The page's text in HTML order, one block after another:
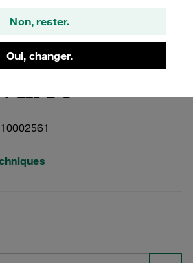
Non, rester.
Oui, changer.
bar
G20-B-O